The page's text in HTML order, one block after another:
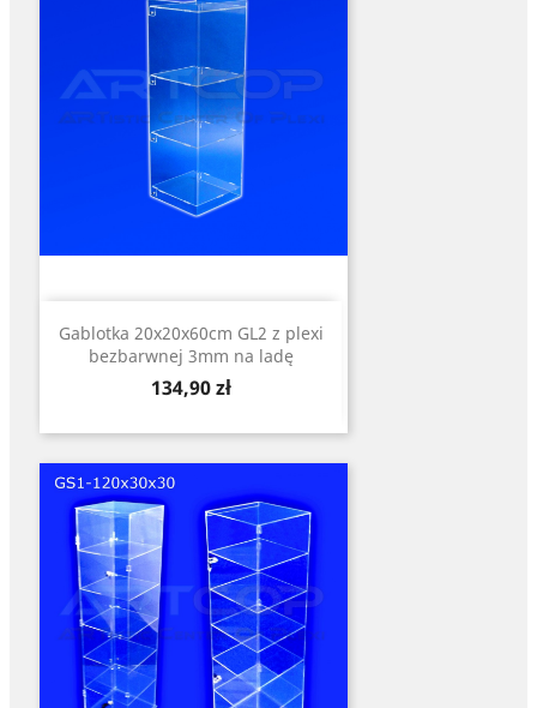
Gablotka 20x20x60cm GL2 z plexi
bezbarwnej 3mm na ladę
Cena
134,90 zł